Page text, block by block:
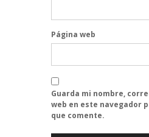
Página web
Guarda mi nombre,
web en este navegador
que comente.